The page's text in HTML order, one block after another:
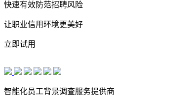
快速有效防范招聘风险
让职业信用环境更美好
立即试用
智能化员工背景调查服务提供商